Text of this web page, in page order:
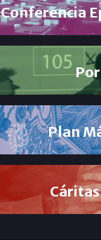
Conferencia
Plan